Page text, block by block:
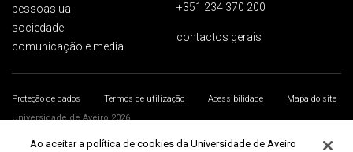
pessoas ua
sociedade
comunicação e media
+351 234 370 200
contactos gerais
Proteção de dados Termos de utilização Acessibilidade
Mapa do site
Universidade de Aveiro 2026
Ao aceitar a política de cookies da Universidade de Aveiro